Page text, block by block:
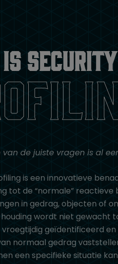
security
van de juiste vragen is al
is een innovatieve
tot de “normale” reactieve
in gedrag, objecten of
wordt niet gewacht
geïdentificeerd
normaal gedrag
een specifieke situatie